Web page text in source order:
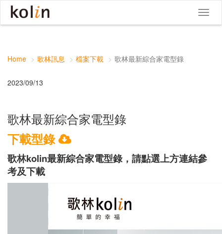
Toggle
Home 歌林訊息 檔案下載 歌林最新綜合家電型錄
2023/09/13
歌林最新綜合家電型錄
下載型錄 
歌林kolin最新綜合家電型錄，請點選上方連結參
考及下載